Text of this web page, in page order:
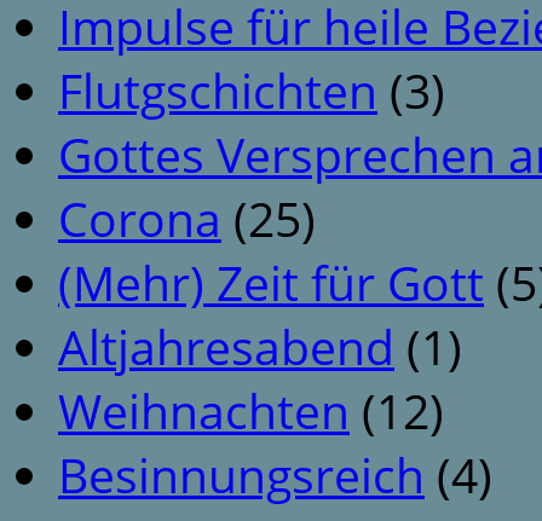
Impulse für heile
Flutgschichten (3)
Gottes Versprechen
Corona (25)
(Mehr) Zeit für Gott
Altjahresabend (1)
Weihnachten (12)
Besinnungsreich (4)